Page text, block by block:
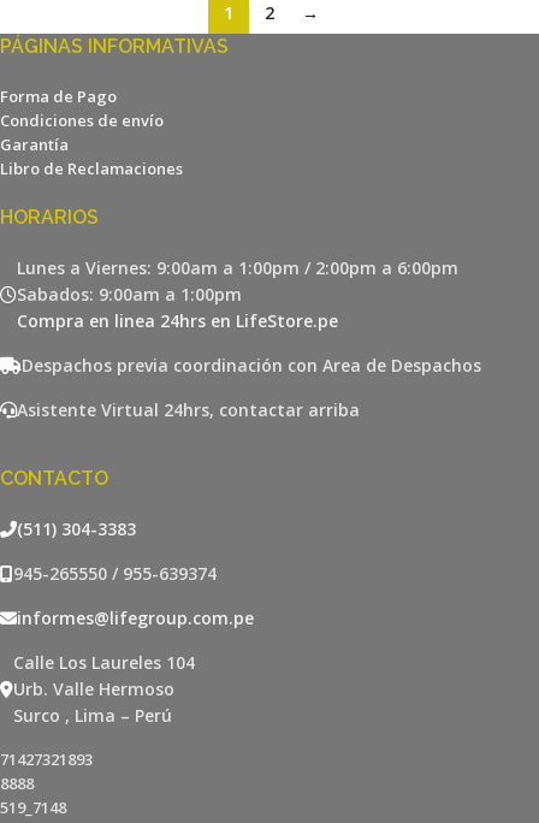
1 2
→
PÁGINAS INFORMATIVAS
Forma de Pago
Condiciones de envío
Garantía
Libro de Reclamaciones
HORARIOS
Lunes a Viernes: 9:00am a 1:00pm / 2:00pm a 6:00pm
Sabados: 9:00am a 1:00pm
Compra en linea 24hrs en LifeStore.pe
Despachos previa coordinación con Area de Despachos
Asistente Virtual 24hrs, contactar arriba
CONTACTO
(511) 304-3383
945-265550 / 955-639374
informes@lifegroup.com.pe
Calle Los Laureles 104
Urb. Valle Hermoso
Surco , Lima – Perú
71427321893
8888
519_7148